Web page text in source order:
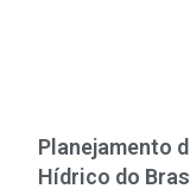
Planejamento
Hídrico do